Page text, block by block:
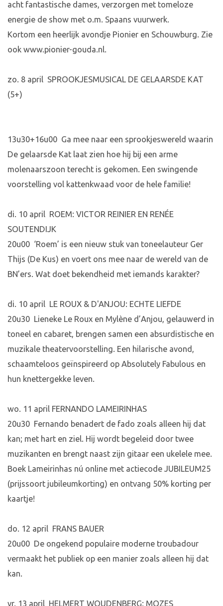
acht fantastische dames, verzorgen met tomeloze
energie de show met o.m. Spaans vuurwerk.
Kortom een heerlijk avondje Pionier en Schouwburg. Zie
ook www.pionier-gouda.nl.
zo. 8 april SPROOKJESMUSICAL DE GELAARSDE KAT
(5+)
13u30+16u00 Ga mee naar een sprookjeswereld waarin
De gelaarsde Kat laat zien hoe hij bij een arme
molenaarszoon terecht is gekomen. Een swingende
voorstelling vol kattenkwaad voor de hele familie!
di. 10 april ROEM: VICTOR REINIER EN RENÉE
SOUTENDIJK
20u00 ‘Roem’ is een nieuw stuk van toneelauteur Ger
Thijs (De Kus) en voert ons mee naar de wereld van de
BN’ers. Wat doet bekendheid met iemands karakter?
di. 10 april LE ROUX & D'ANJOU: ECHTE LIEFDE
20u30 Lieneke Le Roux en Mylène d’Anjou, gelauwerd in
toneel en cabaret, brengen samen een absurdistische en
muzikale theatervoorstelling. Een hilarische avond,
schaamteloos geïnspireerd op Absolutely Fabulous en
hun knettergekke leven.
wo. 11 april FERNANDO LAMEIRINHAS
20u30 Fernando benadert de fado zoals alleen hij dat
kan; met hart en ziel. Hij wordt begeleid door twee
muzikanten en brengt naast zijn gitaar een ukelele mee.
Boek Lameirinhas nú online met actiecode JUBILEUM25
(prijssoort jubileumkorting) en ontvang 50% korting per
kaartje!
do. 12 april FRANS BAUER
20u00 De ongekend populaire moderne troubadour
vermaakt het publiek op een manier zoals alleen hij dat
kan.
vr. 13 april HELMERT WOUDENBERG: MOZES